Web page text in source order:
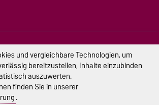
Impressum
Datenschutz
und vergleichbare Technologien, um
bereitzustellen, Inhalte einzubinden
auszuwerten.
finden Sie in unserer
.